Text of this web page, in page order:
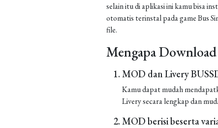
selain itu di aplikasi ini kamu bisa
otomatis terinstal pada game Bus
file.
Mengapa
MOD dan Livery
Kamu dapat mudah
Livery secara lengkap dan
MOD berisi beserta